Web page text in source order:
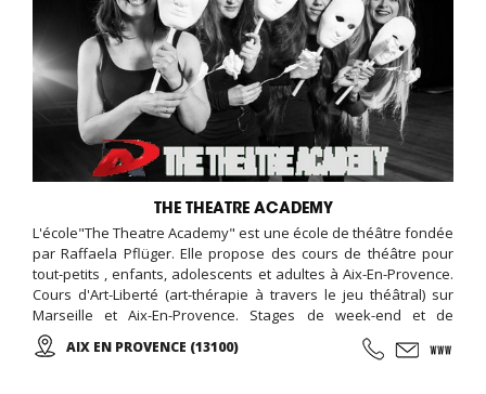
THE THEATRE ACADEMY
L'école"The Theatre Academy" est une école de théâtre fondée
par Raffaela Pflüger. Elle propose des cours de théâtre pour
tout-petits , enfants, adolescents et adultes à Aix-En-Provence.
Cours d'Art-Liberté (art-thérapie à travers le jeu théâtral) sur
Marseille et Aix-En-Provence. Stages de week-end et de
vacances pour toute tranche d'âge dans la région PACA. Nous
proposons des cours et des stages de qualité par des
AIX EN PROVENCE (13100)